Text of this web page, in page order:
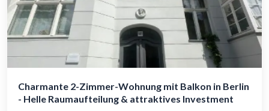
Charmante 2-Zimmer-Wohnung mit Balkon in Berlin
- Helle Raumaufteilung & attraktives Investment